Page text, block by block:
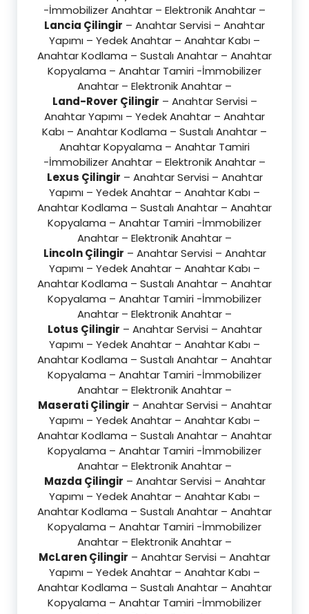
-İmmobilizer Anahtar – Elektronik Anahtar –
Lancia Çilingir – Anahtar Servisi – Anahtar
Yapımı – Yedek Anahtar – Anahtar Kabı –
Anahtar Kodlama – Sustalı Anahtar – Anahtar
Kopyalama – Anahtar Tamiri -İmmobilizer
Anahtar – Elektronik Anahtar –
Land-Rover Çilingir – Anahtar Servisi –
Anahtar Yapımı – Yedek Anahtar – Anahtar
Kabı – Anahtar Kodlama – Sustalı Anahtar –
Anahtar Kopyalama – Anahtar Tamiri
-İmmobilizer Anahtar – Elektronik Anahtar –
Lexus Çilingir – Anahtar Servisi – Anahtar
Yapımı – Yedek Anahtar – Anahtar Kabı –
Anahtar Kodlama – Sustalı Anahtar – Anahtar
Kopyalama – Anahtar Tamiri -İmmobilizer
Anahtar – Elektronik Anahtar –
Lincoln Çilingir – Anahtar Servisi – Anahtar
Yapımı – Yedek Anahtar – Anahtar Kabı –
Anahtar Kodlama – Sustalı Anahtar – Anahtar
Kopyalama – Anahtar Tamiri -İmmobilizer
Anahtar – Elektronik Anahtar –
Lotus Çilingir – Anahtar Servisi – Anahtar
Yapımı – Yedek Anahtar – Anahtar Kabı –
Anahtar Kodlama – Sustalı Anahtar – Anahtar
Kopyalama – Anahtar Tamiri -İmmobilizer
Anahtar – Elektronik Anahtar –
Maserati Çilingir – Anahtar Servisi – Anahtar
Yapımı – Yedek Anahtar – Anahtar Kabı –
Anahtar Kodlama – Sustalı Anahtar – Anahtar
Kopyalama – Anahtar Tamiri -İmmobilizer
Anahtar – Elektronik Anahtar –
Mazda Çilingir – Anahtar Servisi – Anahtar
Yapımı – Yedek Anahtar – Anahtar Kabı –
Anahtar Kodlama – Sustalı Anahtar – Anahtar
Kopyalama – Anahtar Tamiri -İmmobilizer
Anahtar – Elektronik Anahtar –
McLaren Çilingir – Anahtar Servisi – Anahtar
Yapımı – Yedek Anahtar – Anahtar Kabı –
Anahtar Kodlama – Sustalı Anahtar – Anahtar
Kopyalama – Anahtar Tamiri -İmmobilizer